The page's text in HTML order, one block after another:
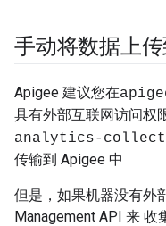
手动将数据上
Apigee 建议您在
具有外部互联网访问权
analytics-
传输到 Apigee 中
但是，如果机器没有外
Management API 来 收